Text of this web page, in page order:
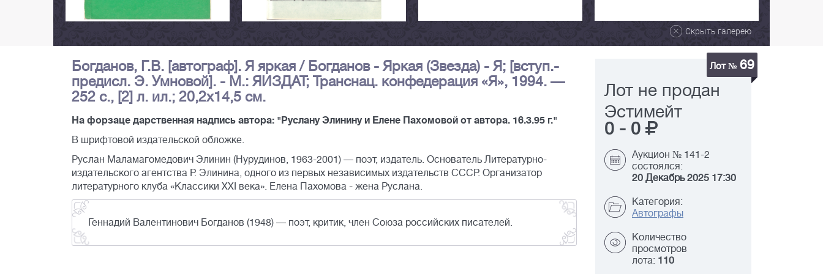
Скрыть галерею
Богданов, Г.В. [автограф]. Я яркая / Богданов - Яркая (Звезда) - Я; [вступ.-
предисл. Э. Умновой]. - М.: ЯИЗДАТ; Транснац. конфедерация «Я», 1994. —
252 с., [2] л. ил.; 20,2х14,5 см.
На форзаце дарственная надпись автора: "Руслану Элинину и Елене Пахомовой от автора. 16.3.95 г."
В шрифтовой издательской обложке.
Руслан Маламагомедович Элинин (Нурудинов, 1963-2001) — поэт, издатель. Основатель Литературно-
издательского агентства Р. Элинина, одного из первых независимых издательств СССР. Организатор
литературного клуба «Классики XXI века». Елена Пахомова - жена Руслана.
Геннадий Валентинович Богданов (1948) — поэт, критик, член Союза российских писателей.
Лот № 69
Лот не продан
Эстимейт
0 - 0
Аукцион № 141-2
состоялся:
20 Декабрь 2025 17:30
Категория:
Автографы
Количество
просмотров
лота: 110